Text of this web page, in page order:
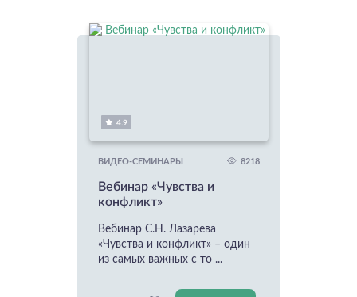
4.9
ВИДЕО-СЕМИНАРЫ 8218
Вебинар «Чувства и
конфликт»
Вебинар С.Н. Лазарева
«Чувства и конфликт» – один
из самых важных с то ...